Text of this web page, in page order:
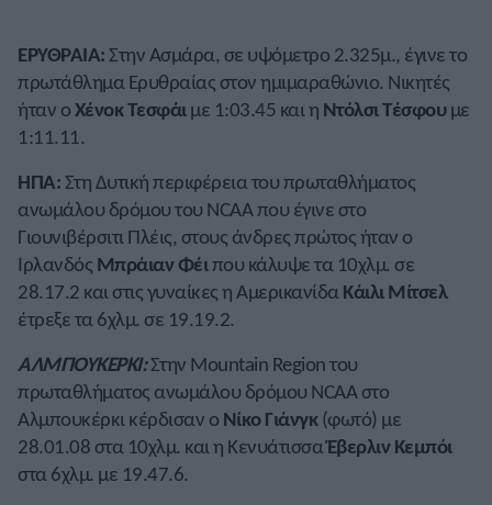
ΕΡΥΘΡΑΙΑ:Στην Ασμάρα, σε υψόμετρο 2.325μ., έγινε το
πρωτάθλημα Ερυθραίας στον ημιμαραθώνιο. Νικητές
ήταν οΧένοκ Τεσφάιμε 1:03.45 και η Ντόλσι Tέσφουμε
1:11.11.
ΗΠΑ:Στη Δυτική περιφέρεια του πρωταθλήματος
ανωμάλου δρόμου του NCAA που έγινε στο
Γιουνιβέρσιτι Πλέις, στους άνδρες πρώτος ήταν ο
Ιρλανδός Μπράιαν Φέιπου κάλυψε τα 10χλμ. σε
28.17.2 και στις γυναίκες η ΑμερικανίδαΚάιλι Μίτσελ
έτρεξε τα 6χλμ. σε 19.19.2.
ΑΛΜΠΟΥΚΕΡΚΙ:Στην Mountain Region του
πρωταθλήματος ανωμάλου δρόμου NCAA στο
Αλμπουκέρκι κέρδισαν ο Νίκο Γιάνγκ(φωτό) με
28.01.08 στα 10χλμ. και η ΚενυάτισσαΈβερλιν Κεμπόι
στα 6χλμ. με 19.47.6.